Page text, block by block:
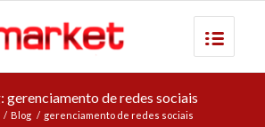
gerenciamento de redes sociais
/ Blog / gerenciamento de redes sociais